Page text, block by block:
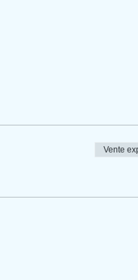
Vente